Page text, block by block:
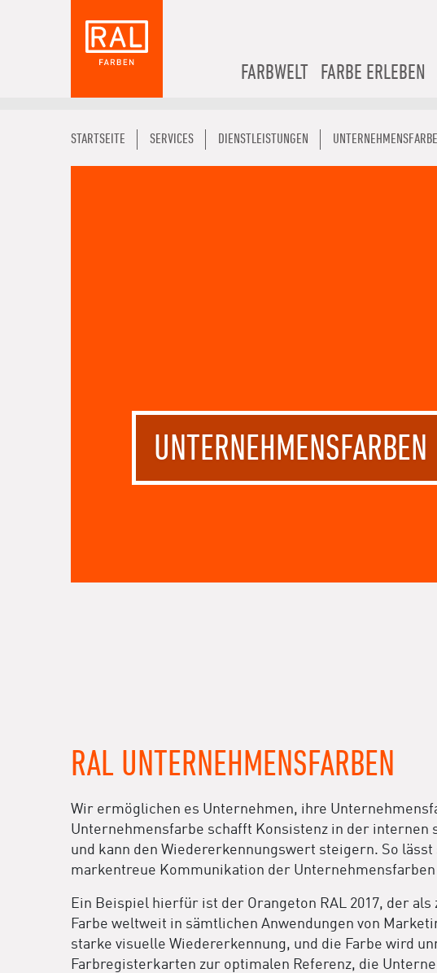
FARBWELT FARBE ERLEBEN
STARTSEITE SERVICES DIENSTLEISTUNGEN
UNTERNEHMENSFARBEN
RAL UNTERNEHMENSFARBEN
Wir ermöglichen es Unternehmen, ihre
Unternehmensfarbe schafft Konsistenz in der
und kann den Wiedererkennungswert steigern. So
markentreue Kommunikation der
Ein Beispiel hierfür ist der Orangeton RAL 2017, der
Farbe weltweit in sämtlichen Anwendungen von
starke visuelle Wiedererkennung, und die Farbe wird
Farbregisterkarten zur optimalen Referenz, die